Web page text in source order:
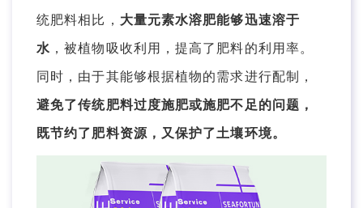
统肥料相比， 大量元素水溶肥能够迅速溶于
水 ，被植物吸收利用，提高了肥料的利用率。
同时，由于其能够根据植物的需求进行配制，
避免了传统肥料过度施肥或施肥不足的问题，
既节约了肥料资源，又保护了土壤环境。